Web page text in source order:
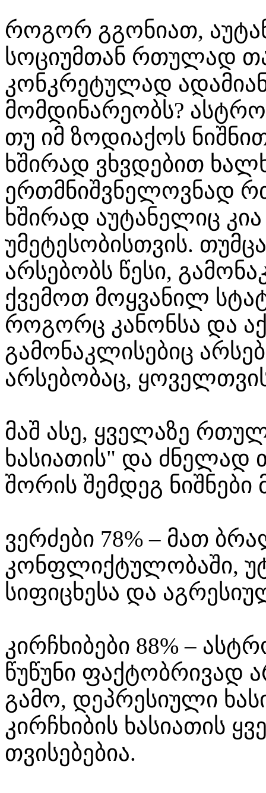
როგორ გგონიათ,
სოციუმთან რთულად
კონკრეტულად
მომდინარეობს?
თუ იმ ზოდიაქოს
ხშირად ვხვდებით
ერთმნიშვნელოვნად
ხშირად აუტანელიც
უმეტესობისთვის.
არსებობს წესი,
ქვემოთ მოყვანილ
როგორც კანონსა და
გამონაკლისებიც
არსებობაც, ყოველთვის
მაშ ასე, ყველაზე
ხასიათის" და ძნელად
შორის შემდეგ ნიშნები
ვერძები 78% – მათ
კონფლიქტულობაში,
სიფიცხესა და
კირჩხიბები 88% –
წუწუნი ფაქტობრივად
გამო, დეპრესიული
კირჩხიბის ხასიათის
თვისებებია.